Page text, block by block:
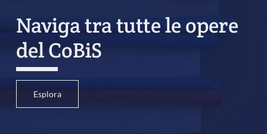
Naviga tra tutte le opere
del CoBiS
Esplora